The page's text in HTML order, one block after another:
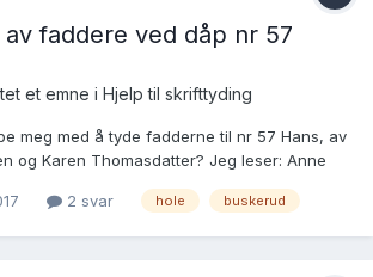
av faddere ved dåp nr 57
et emne i Hjelp til skrifttyding
meg med å tyde fadderne til nr 57 Hans, av
og Karen Thomasdatter? Jeg leser: Anne
2 svar hole buskerud